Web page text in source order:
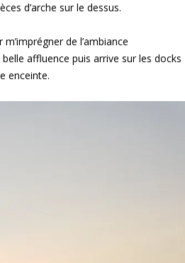
d’arche sur le dessus.
de l’ambiance
affluence puis arrive sur les docks
enceinte.